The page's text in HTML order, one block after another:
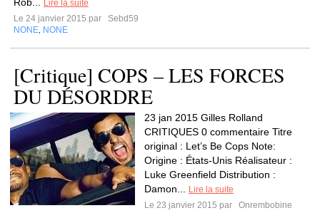
Lire la suite
Le 24 janvier 2015 par
Sebd59
NONE NONE
[Critique] COPS – LES FORCES
DU DÉSORDRE
23 jan 2015 Gilles Rolland
CRITIQUES 0 commentaire Titre
original : Let’s Be Cops Note:
Origine : États-Unis Réalisateur :
Luke Greenfield Distribution :
Damon...
Lire la suite
Le 23 janvier 2015 par
Onrembobine